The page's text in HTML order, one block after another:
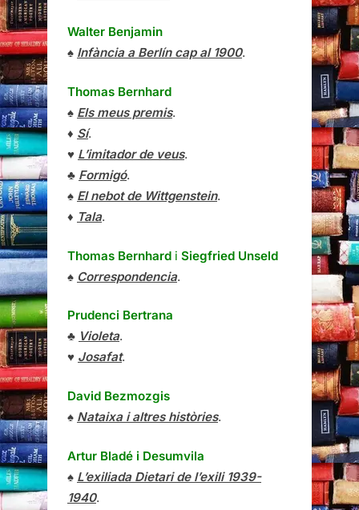
Walter Benjamin
♠ Infància a Berlín cap al 1900.
Thomas Bernhard
♠ Els meus premis.
♦ Sí.
♥ L’imitador de veus.
♣ Formigó.
♠ El nebot de Wittgenstein.
♦ Tala.
Thomas Bernhard i Siegfried Unseld
♠ Correspondencia.
Prudenci Bertrana
♣ Violeta.
♥ Josafat.
David Bezmozgis
♠ Nataixa i altres històries.
Artur Bladé i Desumvila
♠ L’exiliada Dietari de l’exili 1939-
1940.